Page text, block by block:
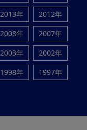
2013年
2012年
2008年
2007年
2003年
2002年
1998年
1997年